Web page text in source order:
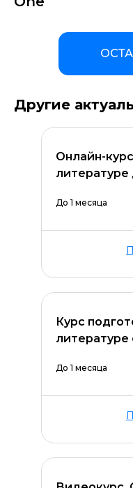
Другие
Онлайн-
литературе
До 1 месяца
Курс
литературе
До 1 месяца